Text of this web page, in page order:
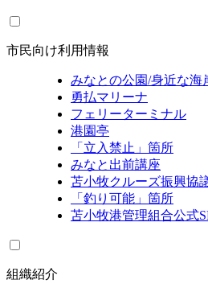
市民向け利用情報
みなとの公園/身近な海
勇払マリーナ
フェリーターミナル
港園亭
「立入禁止」箇所
みなと出前講座
苫小牧クルーズ振興協
「釣り可能」箇所
苫小牧港管理組合公式
組織紹介